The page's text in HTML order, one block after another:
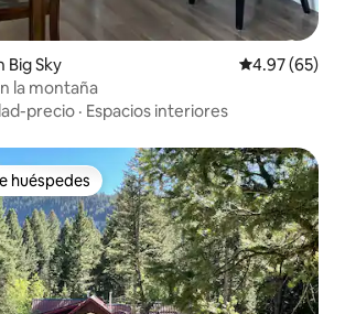
Sky Calificación
4.97 (65)
la montaña
precio · Espacios interiores
preferido
huéspedes